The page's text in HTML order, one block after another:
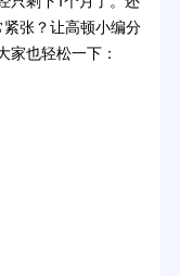
张？让高顿小编分
家也轻松一下：